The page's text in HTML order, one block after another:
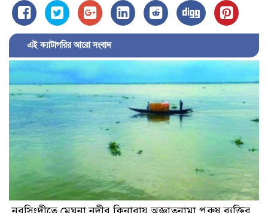
এই ক্যাটাগরির আরো সংবাদ